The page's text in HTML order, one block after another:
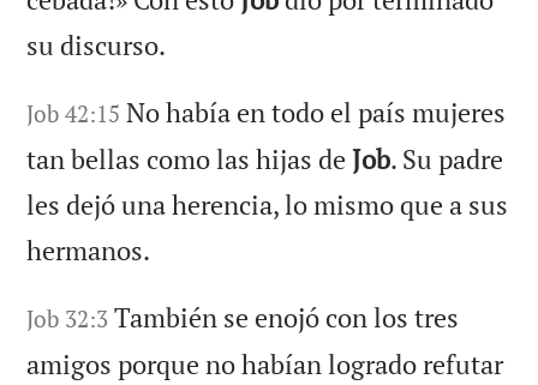
su discurso.
Job 42:15 No había en todo el país mujeres
tan bellas como las hijas deJob. Su padre
les dejó una herencia, lo mismo que a sus
hermanos.
Job 32:3 También se enojó con los tres
amigos porque no habían logrado refutar